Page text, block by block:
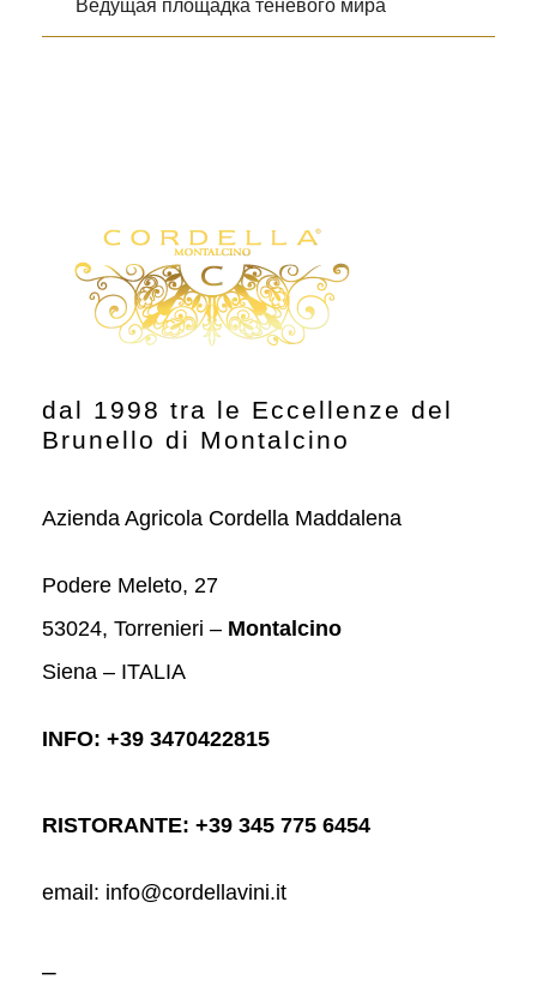
Ведущая площадка теневого мира
dal 1998 tra le Eccellenze del
Brunello di Montalcino
Azienda Agricola Cordella Maddalena
Podere Meleto, 27
53024, Torrenieri – Montalcino
Siena – ITALIA
INFO: +39 3470422815
RISTORANTE: +39 345 775 6454
email: info@cordellavini.it
–